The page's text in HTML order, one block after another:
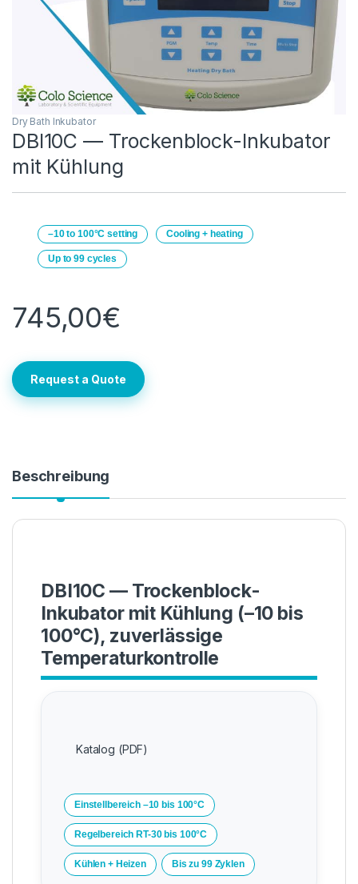
Dry Bath Inkubator
DBI10C — Trockenblock-Inkubator
mit Kühlung
–10 to 100°C setting Cooling + heating
Up to 99 cycles
745,00€
Request a Quote
Beschreibung
DBI10C — Trockenblock-
Inkubator mit Kühlung (–10 bis
100°C), zuverlässige
Temperaturkontrolle
Katalog (PDF)
Einstellbereich –10 bis 100°C
Regelbereich RT-30 bis 100°C
Kühlen + Heizen Bis zu 99 Zyklen